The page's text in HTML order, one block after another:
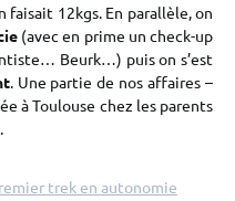
faisait 12kgs. En parallèle, on
(avec en prime un check-up
Beurk…) puis on s’est
. Une partie de nos affaires –
à Toulouse chez les parents
trek en autonomie